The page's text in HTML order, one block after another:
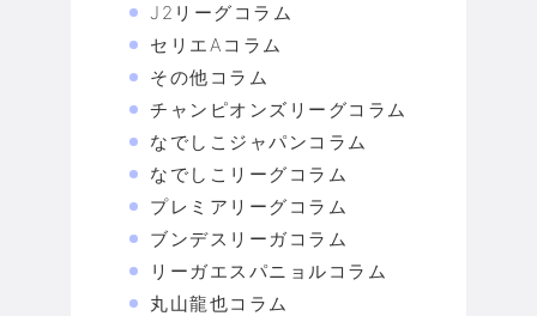
J2リーグコラム
セリエAコラム
その他コラム
チャンピオンズリーグコラム
なでしこジャパンコラム
なでしこリーグコラム
プレミアリーグコラム
ブンデスリーガコラム
リーガエスパニョルコラム
丸山龍也コラム